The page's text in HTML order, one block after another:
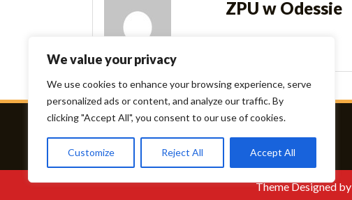
We value your privacy
We use cookies to enhance your browsing experience, serve
personalized ads or content, and analyze our traffic. By
clicking "Accept All", you consent to our use of cookies.
Customize Reject All Accept All
ZPU w Odessie
Theme Designed by